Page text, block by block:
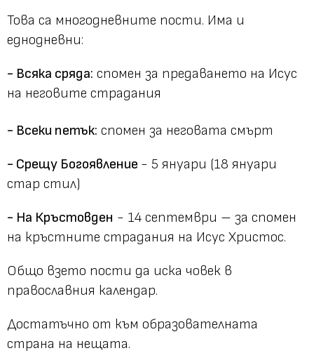
Това са многодневните пости. Има и
еднодневни:
- Всяка сряда: спомен за предаването на Исус
на неговите страдания
- Всеки петък: спомен за неговата смърт
- Срещу Богоявление - 5 януари (18 януари
стар стил)
- На Кръстовден - 14 септември – за спомен
на кръстните страдания на Исус Христос.
Общо взето пости да иска човек в
православния календар.
Достатъчно от към образователната
страна на нещата.